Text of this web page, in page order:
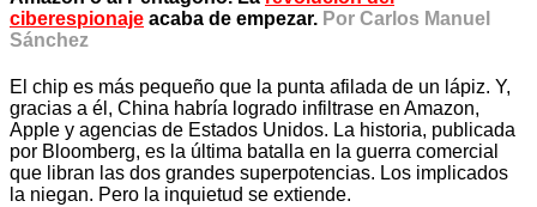
ciberespionaje acaba de empezar. Por Carlos Manuel
Sánchez
El chip es más pequeño que la punta afilada de un lápiz. Y,
gracias a él, China habría logrado infiltrase en Amazon,
Apple y agencias de Estados Unidos. La historia, publicada
por Bloomberg, es la última batalla en la guerra comercial
que libran las dos grandes superpotencias. Los implicados
la niegan. Pero la inquietud se extiende.